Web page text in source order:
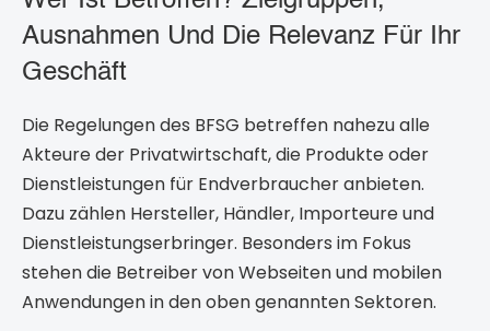
Ausnahmen Und Die Relevanz Für Ihr
Geschäft
Die Regelungen des BFSG betreffen nahezu alle
Akteure der Privatwirtschaft, die Produkte oder
Dienstleistungen für Endverbraucher anbieten.
Dazu zählen Hersteller, Händler, Importeure und
Dienstleistungserbringer. Besonders im Fokus
stehen die Betreiber von Webseiten und mobilen
Anwendungen in den oben genannten Sektoren.